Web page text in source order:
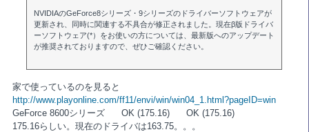
NVIDIAのGeForce8シリーズ・9シリーズのドライバーソフトウェアが
更新され、同時に関連する不具合が修正されました。現在β版ドライバ
ーソフトウェア(*）をお使いの方については、最新版へのアップデート
が推奨されておりますので、ぜひご確認ください。
家で使っているのを見ると
http://www.playonline.com/ff11/envi/win/win04_1.html?pageID=win
GeForce 8600シリーズ OK (175.16) OK (175.16)
175.16らしい。現在のドライバは163.75。。。